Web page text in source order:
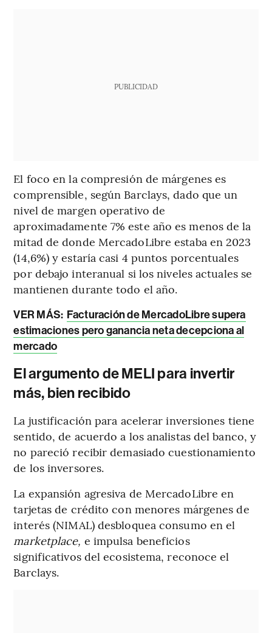
PUBLICIDAD
El foco en la compresión de márgenes es
comprensible, según Barclays, dado que un
nivel de margen operativo de
aproximadamente 7% este año es menos de la
mitad de donde MercadoLibre estaba en 2023
(14,6%) y estaría casi 4 puntos porcentuales
por debajo interanual si los niveles actuales se
mantienen durante todo el año.
VER MÁS: Facturación de MercadoLibre supera
estimaciones pero ganancia neta decepciona al
mercado
El argumento de MELI para invertir
más, bien recibido
La justificación para acelerar inversiones tiene
sentido, de acuerdo a los analistas del banco, y
no pareció recibir demasiado cuestionamiento
de los inversores.
La expansión agresiva de MercadoLibre en
tarjetas de crédito con menores márgenes de
interés (NIMAL) desbloquea consumo en el
marketplace, e impulsa beneficios
significativos del ecosistema, reconoce el
Barclays.